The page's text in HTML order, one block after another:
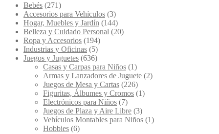
Bebés (271)
Accesorios para Vehículos (3)
Hogar, Muebles y Jardín (144)
Belleza y Cuidado Personal (20)
Ropa y Accesorios (194)
Industrias y Oficinas (5)
Juegos y Juguetes (636)
Casas y Carpas para Niños (1)
Armas y Lanzadores de Juguete (2)
Juegos de Mesa y Cartas (226)
Figuritas, Álbumes y Cromos (1)
Electrónicos para Niños (7)
Juegos de Plaza y Aire Libre (3)
Vehículos Montables para Niños (1)
Hobbies (6)